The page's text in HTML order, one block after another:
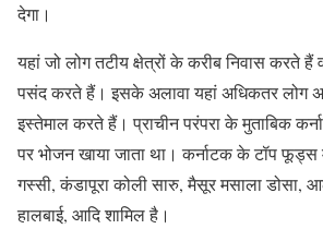
देगा।
यहां जो लोग तटीय क्षेत्रों के करीब निवास करते हैं
पसंद करते हैं। इसके अलावा यहां अधिकतर लोग
इस्तेमाल करते हैं। प्राचीन परंपरा के मुताबिक
पर भोजन खाया जाता था। कर्नाटक के टॉप फूड्स में
गस्सी, कंडापूरा कोली सारु, मैसूर मसाला डोसा,
हालबाई, आदि शामिल है।